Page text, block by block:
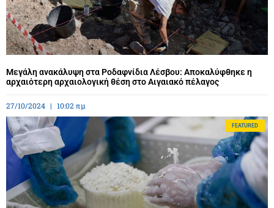
Μεγάλη ανακάλυψη στα Ροδαφνίδια Λέσβου: Αποκαλύφθηκε η
αρχαιότερη αρχαιολογική θέση στο Αιγαιακό πέλαγος
27/10/2024 10:02 πμ
FEATURED